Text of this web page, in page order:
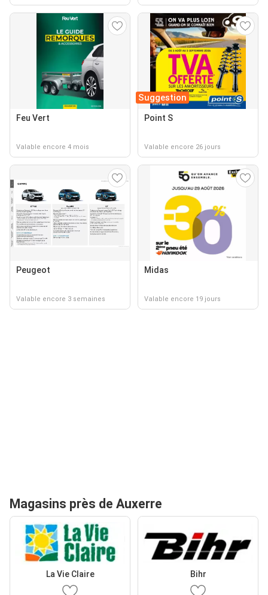
Feu Vert
Valable encore 4 mois
Suggestion
Point S
Valable encore 26 jours
Peugeot
Valable encore 3 semaines
Midas
Valable encore 19 jours
Magasins près de Auxerre
La Vie Claire Bihr